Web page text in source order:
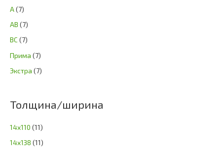
А(7)
АВ (7)
ВС (7)
Прима (7)
Экстра (7)
Толщина/ширина
14х110 (11)
14х138 (11)